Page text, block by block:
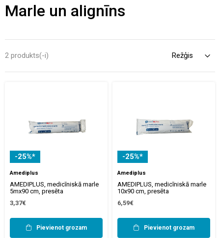
Marle un alignīns
2 produkts(-i)
-25%*
Amediplus
AMEDIPLUS, medicīniskā marle
5mx90 cm, presēta
3,37€
Pievienot grozam
-25%*
Amediplus
AMEDIPLUS, medicīniskā marle
10x90 cm, presēta
6,59€
Pievienot grozam